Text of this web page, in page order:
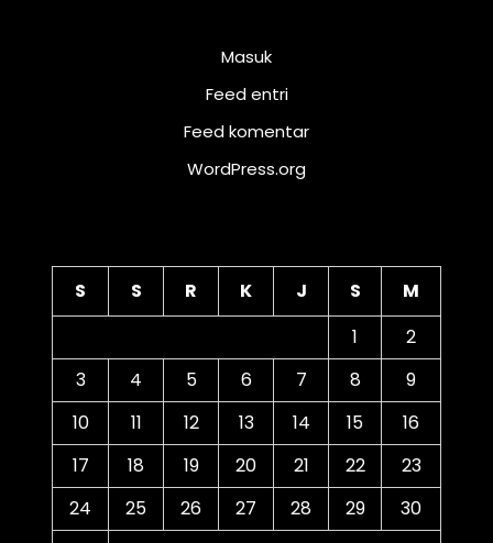
Masuk
Feed entri
Feed komentar
WordPress.org
S S R K J S
M
1
2
3
4 5 6 7 8
9
10
11 12 13 14 15
16
17
18 19 20 21 22
23
24
25 26 27 28 29
30